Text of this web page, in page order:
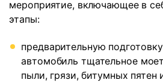
мероприятие, включающее в
этапы:
предварительную
автомобиль тщательное
пыли, грязи, битумных пятен